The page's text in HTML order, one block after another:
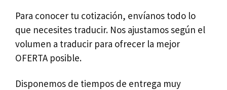
Para conocer tu cotización, envíanos todo lo
que necesites traducir. Nos ajustamos según el
volumen a traducir para ofrecer la mejor
OFERTA posible.
Disponemos de tiempos de entrega muy